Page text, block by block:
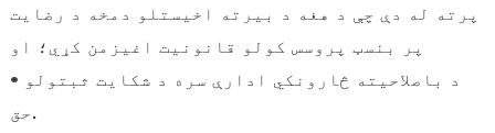
پرته له دې چې د هغه د بیرته اخیستلو دمخه د رضایت
پر بنسټ پروسس کولو قانونيت اغیزمن کړي؛ او
• د باصلاحیته څارونکي ادارې سره د شکایت ثبتولو
حق.